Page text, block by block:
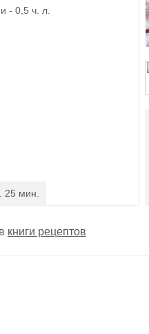
- 0,5 ч. л.
25 мин.
книги рецептов